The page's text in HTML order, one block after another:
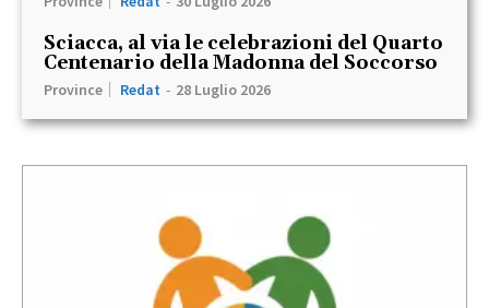
Sciacca, al via le celebrazioni del Quarto
Centenario della Madonna del Soccorso
Province Redat - 28 Luglio 2026